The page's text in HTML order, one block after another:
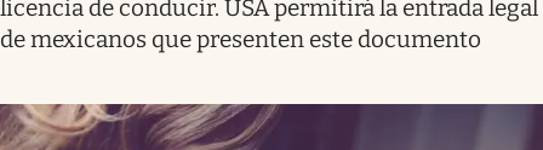
licencia de conducir. USA permitirá la entrada legal
de mexicanos que presenten este documento